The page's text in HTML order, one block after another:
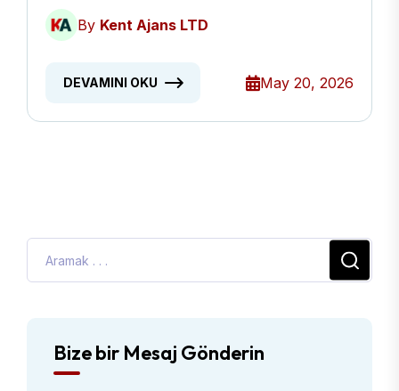
Kazandırır?
By Kent Ajans LTD
DEVAMINI OKU May 20, 2026
Bize bir Mesaj Gönderin